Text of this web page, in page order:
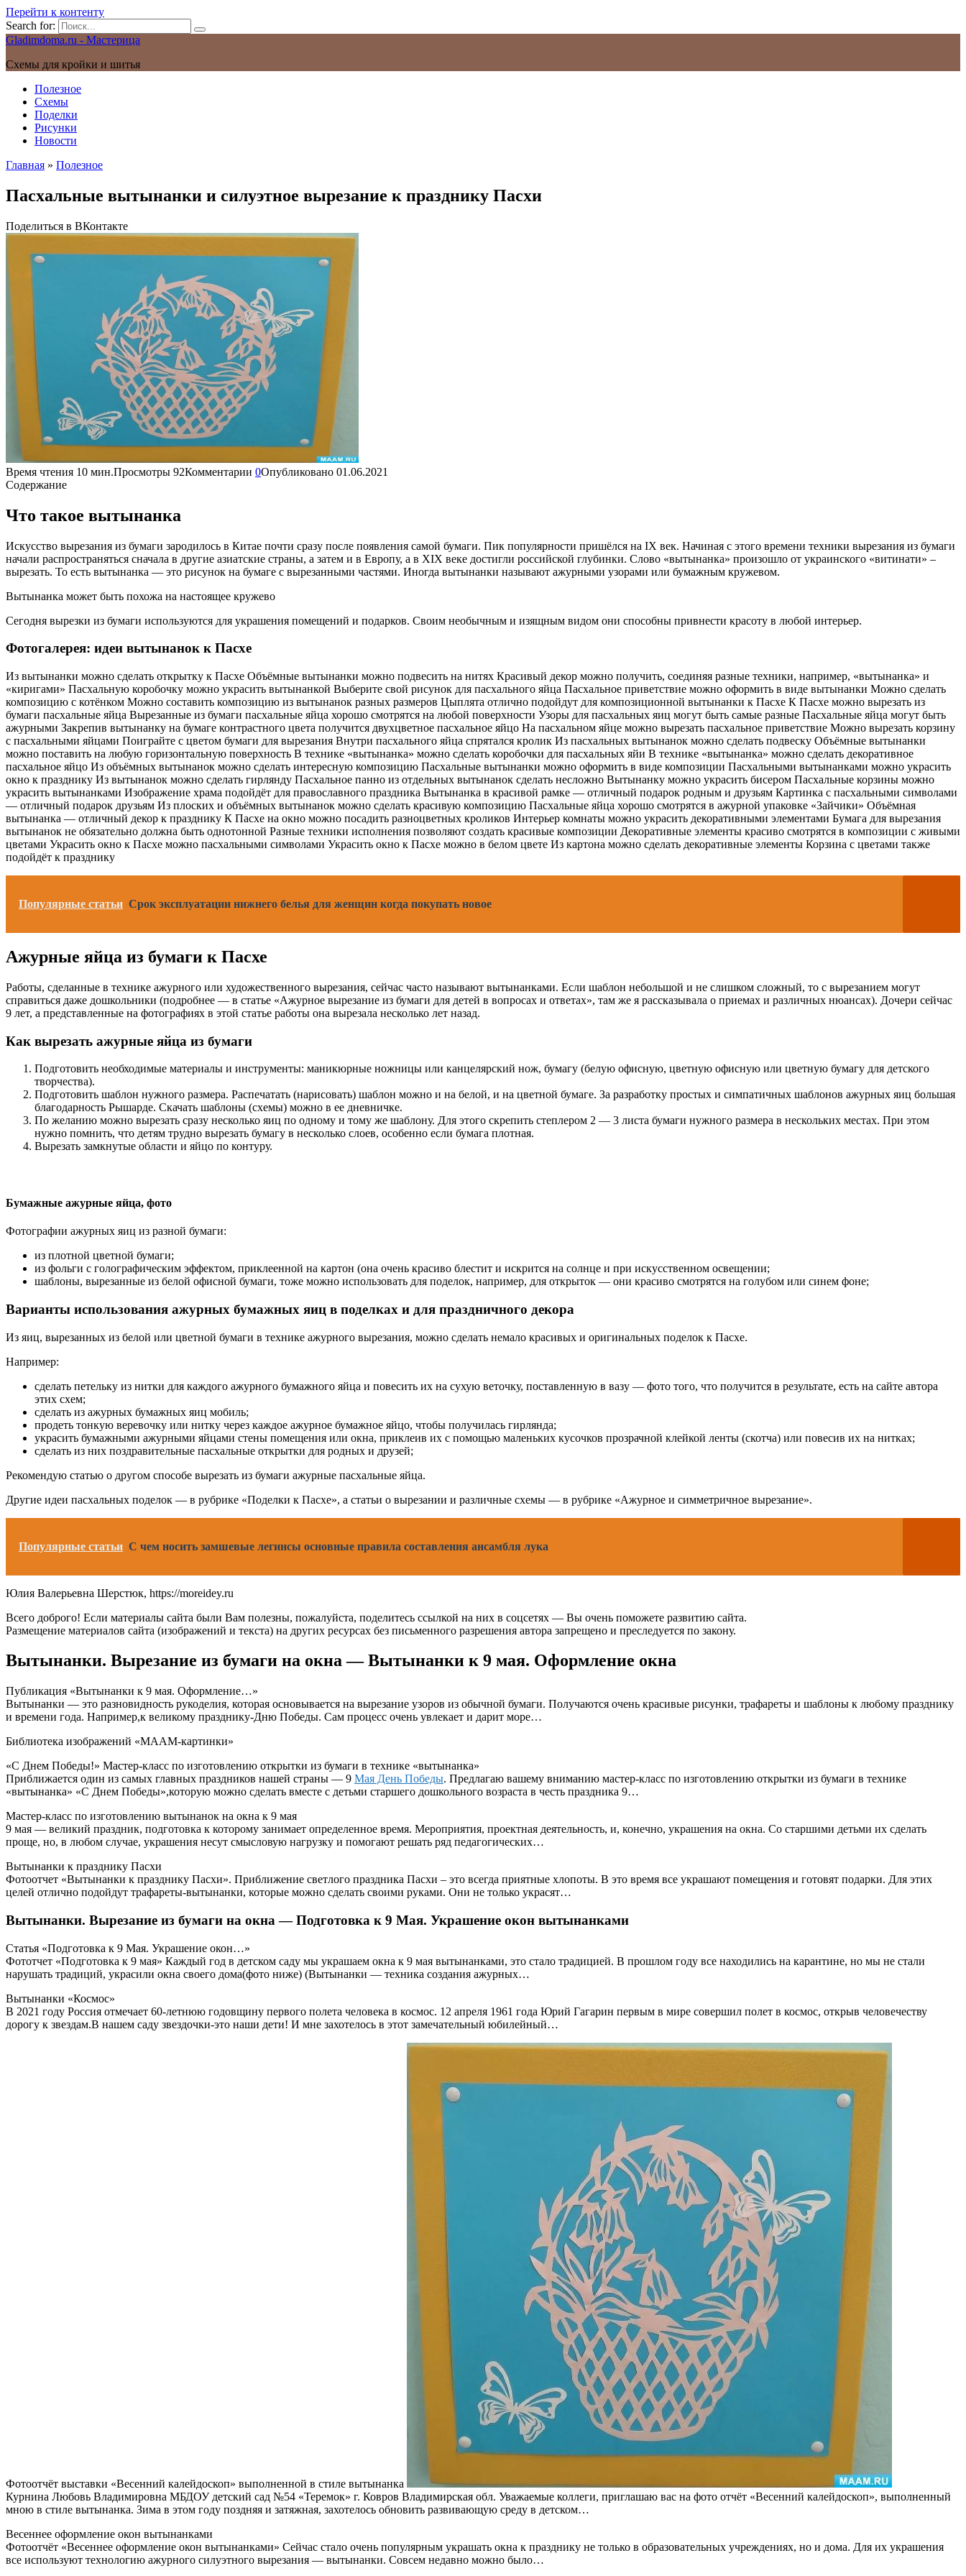
Перейти к контенту
Search for:
Gladimdoma.ru - Мастерица
Схемы для кройки и шитья
Полезное
Схемы
Поделки
Рисунки
Новости
Главная » Полезное
Пасхальные вытынанки и силуэтное вырезание к празднику Пасхи
Поделиться в ВКонтакте
Время чтения 10 мин.Просмотры 92Комментарии 0Опубликовано 01.06.2021
Содержание
Что такое вытынанка
Искусство вырезания из бумаги зародилось в Китае почти сразу после появления самой бумаги. Пик популярности пришёлся на IХ век. Начиная с этого времени техники вырезания из бумаги
начали распространяться сначала в другие азиатские страны, а затем и в Европу, а в ХIХ веке достигли российской глубинки. Слово «вытынанка» произошло от украинского «витинати» –
вырезать. То есть вытынанка — это рисунок на бумаге с вырезанными частями. Иногда вытынанки называют ажурными узорами или бумажным кружевом.
Вытынанка может быть похожа на настоящее кружево
Сегодня вырезки из бумаги используются для украшения помещений и подарков. Своим необычным и изящным видом они способны привнести красоту в любой интерьер.
Фотогалерея: идеи вытынанок к Пасхе
Из вытынанки можно сделать открытку к Пасхе Объёмные вытынанки можно подвесить на нитях Красивый декор можно получить, соединяя разные техники, например, «вытынанка» и
«киригами» Пасхальную коробочку можно украсить вытынанкой Выберите свой рисунок для пасхального яйца Пасхальное приветствие можно оформить в виде вытынанки Можно сделать
композицию с котёнком Можно составить композицию из вытынанок разных размеров Цыплята отлично подойдут для композиционной вытынанки к Пасхе К Пасхе можно вырезать из
бумаги пасхальные яйца Вырезанные из бумаги пасхальные яйца хорошо смотрятся на любой поверхности Узоры для пасхальных яиц могут быть самые разные Пасхальные яйца могут быть
ажурными Закрепив вытынанку на бумаге контрастного цвета получится двухцветное пасхальное яйцо На пасхальном яйце можно вырезать пасхальное приветствие Можно вырезать корзину
с пасхальными яйцами Поиграйте с цветом бумаги для вырезания Внутри пасхального яйца спрятался кролик Из пасхальных вытынанок можно сделать подвеску Объёмные вытынанки
можно поставить на любую горизонтальную поверхность В технике «вытынанка» можно сделать коробочки для пасхальных яйи В технике «вытынанка» можно сделать декоративное
пасхальное яйцо Из объёмных вытынанок можно сделать интересную композицию Пасхальные вытынанки можно оформить в виде композиции Пасхальными вытынанками можно украсить
окно к празднику Из вытынанок можно сделать гирлянду Пасхальное панно из отдельных вытынанок сделать несложно Вытынанку можно украсить бисером Пасхальные корзины можно
украсить вытынанками Изображение храма подойдёт для православного праздника Вытынанка в красивой рамке — отличный подарок родным и друзьям Картинка с пасхальными символами
— отличный подарок друзьям Из плоских и объёмных вытынанок можно сделать красивую композицию Пасхальные яйца хорошо смотрятся в ажурной упаковке «Зайчики» Объёмная
вытынанка — отличный декор к празднику К Пасхе на окно можно посадить разноцветных кроликов Интерьер комнаты можно украсить декоративными элементами Бумага для вырезания
вытынанок не обязательно должна быть однотонной Разные техники исполнения позволяют создать красивые композиции Декоративные элементы красиво смотрятся в композиции с живыми
цветами Украсить окно к Пасхе можно пасхальными символами Украсить окно к Пасхе можно в белом цвете Из картона можно сделать декоративные элементы Корзина с цветами также
подойдёт к празднику
Популярные статьи Срок эксплуатации нижнего белья для женщин когда покупать новое
Ажурные яйца из бумаги к Пасхе
Работы, сделанные в технике ажурного или художественного вырезания, сейчас часто называют вытынанками. Если шаблон небольшой и не слишком сложный, то с вырезанием могут
справиться даже дошкольники (подробнее — в статье «Ажурное вырезание из бумаги для детей в вопросах и ответах», там же я рассказывала о приемах и различных нюансах). Дочери сейчас
9 лет, а представленные на фотографиях в этой статье работы она вырезала несколько лет назад.
Как вырезать ажурные яйца из бумаги
Подготовить необходимые материалы и инструменты: маникюрные ножницы или канцелярский нож, бумагу (белую офисную, цветную офисную или цветную бумагу для детского
творчества).
Подготовить шаблон нужного размера. Распечатать (нарисовать) шаблон можно и на белой, и на цветной бумаге. За разработку простых и симпатичных шаблонов ажурных яиц большая
благодарность Рышарде. Скачать шаблоны (схемы) можно в ее дневничке.
По желанию можно вырезать сразу несколько яиц по одному и тому же шаблону. Для этого скрепить степлером 2 — 3 листа бумаги нужного размера в нескольких местах. При этом
нужно помнить, что детям трудно вырезать бумагу в несколько слоев, особенно если бумага плотная.
Вырезать замкнутые области и яйцо по контуру.
Бумажные ажурные яйца, фото
Фотографии ажурных яиц из разной бумаги:
из плотной цветной бумаги;
из фольги с голографическим эффектом, приклеенной на картон (она очень красиво блестит и искрится на солнце и при искусственном освещении;
шаблоны, вырезанные из белой офисной бумаги, тоже можно использовать для поделок, например, для открыток — они красиво смотрятся на голубом или синем фоне;
Варианты использования ажурных бумажных яиц в поделках и для праздничного декора
Из яиц, вырезанных из белой или цветной бумаги в технике ажурного вырезания, можно сделать немало красивых и оригинальных поделок к Пасхе.
Например:
сделать петельку из нитки для каждого ажурного бумажного яйца и повесить их на сухую веточку, поставленную в вазу — фото того, что получится в результате, есть на сайте автора
этих схем;
сделать из ажурных бумажных яиц мобиль;
продеть тонкую веревочку или нитку через каждое ажурное бумажное яйцо, чтобы получилась гирлянда;
украсить бумажными ажурными яйцами стены помещения или окна, приклеив их с помощью маленьких кусочков прозрачной клейкой ленты (скотча) или повесив их на нитках;
сделать из них поздравительные пасхальные открытки для родных и друзей;
Рекомендую статью о другом способе вырезать из бумаги ажурные пасхальные яйца.
Другие идеи пасхальных поделок — в рубрике «Поделки к Пасхе», а статьи о вырезании и различные схемы — в рубрике «Ажурное и симметричное вырезание».
Популярные статьи С чем носить замшевые легинсы основные правила составления ансамбля лука
Юлия Валерьевна Шерстюк, https://moreidey.ru
Всего доброго! Если материалы сайта были Вам полезны, пожалуйста, поделитесь ссылкой на них в соцсетях — Вы очень поможете развитию сайта.
Размещение материалов сайта (изображений и текста) на других ресурсах без письменного разрешения автора запрещено и преследуется по закону.
Вытынанки. Вырезание из бумаги на окна — Вытынанки к 9 мая. Оформление окна
Публикация «Вытынанки к 9 мая. Оформление…»
Вытынанки — это разновидность рукоделия, которая основывается на вырезание узоров из обычной бумаги. Получаются очень красивые рисунки, трафареты и шаблоны к любому празднику
и времени года. Например,к великому празднику-Дню Победы. Сам процесс очень увлекает и дарит море…
Библиотека изображений «МААМ-картинки»
«С Днем Победы!» Мастер-класс по изготовлению открытки из бумаги в технике «вытынанка»
Приближается один из самых главных праздников нашей страны — 9 Мая День Победы. Предлагаю вашему вниманию мастер-класс по изготовлению открытки из бумаги в технике
«вытынанка» «С Днем Победы»,которую можно сделать вместе с детьми старшего дошкольного возраста в честь праздника 9…
Мастер-класс по изготовлению вытынанок на окна к 9 мая
9 мая — великий праздник, подготовка к которому занимает определенное время. Мероприятия, проектная деятельность, и, конечно, украшения на окна. Со старшими детьми их сделать
проще, но, в любом случае, украшения несут смысловую нагрузку и помогают решать ряд педагогических…
Вытынанки к празднику Пасхи
Фотоотчет «Вытынанки к празднику Пасхи». Приближение светлого праздника Пасхи – это всегда приятные хлопоты. В это время все украшают помещения и готовят подарки. Для этих
целей отлично подойдут трафареты-вытынанки, которые можно сделать своими руками. Они не только украсят…
Вытынанки. Вырезание из бумаги на окна — Подготовка к 9 Мая. Украшение окон вытынанками
Статья «Подготовка к 9 Мая. Украшение окон…»
Фототчет «Подготовка к 9 мая» Каждый год в детском саду мы украшаем окна к 9 мая вытынанками, это стало традицией. В прошлом году все находились на карантине, но мы не стали
нарушать традиций, украсили окна своего дома(фото ниже) (Вытынанки — техника создания ажурных…
Вытынанки «Космос»
В 2021 году Россия отмечает 60-летнюю годовщину первого полета человека в космос. 12 апреля 1961 года Юрий Гагарин первым в мире совершил полет в космос, открыв человечеству
дорогу к звездам.В нашем саду звездочки-это наши дети! И мне захотелось в этот замечательный юбилейный…
Фотоотчёт выставки «Весенний калейдоскоп» выполненной в стиле вытынанка
Курнина Любовь Владимировна МБДОУ детский сад №54 «Теремок» г. Ковров Владимирская обл. Уважаемые коллеги, приглашаю вас на фото отчёт «Весенний калейдоскоп», выполненный
мною в стиле вытынанка. Зима в этом году поздняя и затяжная, захотелось обновить развивающую среду в детском…
Весеннее оформление окон вытынанками
Фотоотчёт «Весеннее оформление окон вытынанками» Сейчас стало очень популярным украшать окна к празднику не только в образовательных учреждениях, но и дома. Для их украшения
все используют технологию ажурного силуэтного вырезания — вытынанки. Совсем недавно можно было…